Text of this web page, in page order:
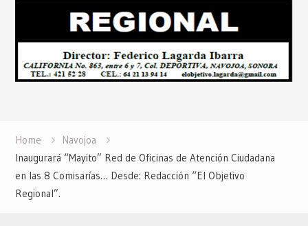
Home
Navojoa
Inaugurará “Mayito” Red de Oficinas de Atención Ciudadana
en las 8 Comisarías… Desde: Redacción “El Objetivo
Regional”.